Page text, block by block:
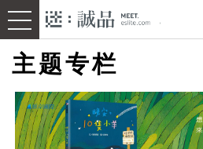
主题专栏